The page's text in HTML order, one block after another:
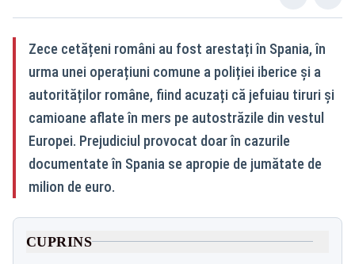
Zece cetățeni români au fost arestați în Spania, în
urma unei operațiuni comune a poliției iberice și a
autorităților române, fiind acuzați că jefuiau tiruri și
camioane aflate în mers pe autostrăzile din vestul
Europei. Prejudiciul provocat doar în cazurile
documentate în Spania se apropie de jumătate de
milion de euro.
CUPRINS